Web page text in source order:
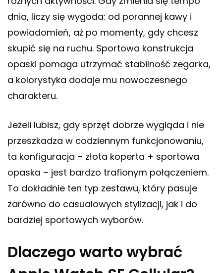
dnia, liczy się wygoda: od porannej kawy i
powiadomień, aż po momenty, gdy chcesz
skupić się na ruchu. Sportowa konstrukcja
opaski pomaga utrzymać stabilność zegarka,
a kolorystyka dodaje mu nowoczesnego
charakteru.
Jeżeli lubisz, gdy sprzęt dobrze wygląda i nie
przeszkadza w codziennym funkcjonowaniu,
ta konfiguracja – złota koperta + sportowa
opaska – jest bardzo trafionym połączeniem.
To dokładnie ten typ zestawu, który pasuje
zarówno do casualowych stylizacji, jak i do
bardziej sportowych wyborów.
Dlaczego warto wybrać